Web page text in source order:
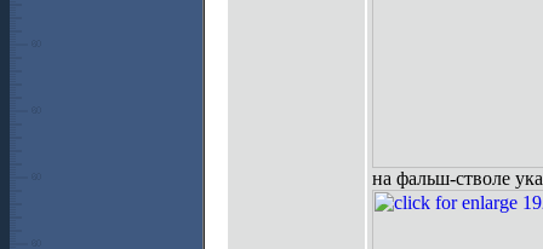
на фальш-стволе